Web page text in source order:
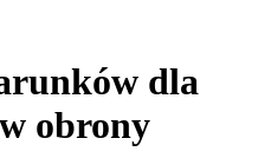
dla
obrony